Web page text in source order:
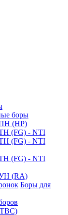
боры
(HP)
(FG) - NTI
(FG) - NTI
(FG) - NTI
(RA)
Боры для